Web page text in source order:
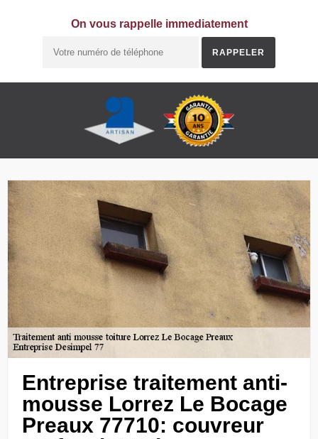
On vous rappelle immediatement
Entreprise traitement anti-
mousse Lorrez Le Bocage
Preaux 77710: couvreur